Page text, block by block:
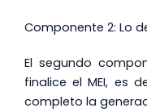
Componente 2: Lo
El segundo
finalice el MEI, es
completo la